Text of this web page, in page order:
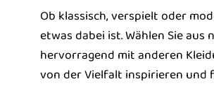
Ob klassisch, verspielt oder
etwas dabei ist. Wählen Sie
hervorragend mit anderen
von der Vielfalt inspirieren und